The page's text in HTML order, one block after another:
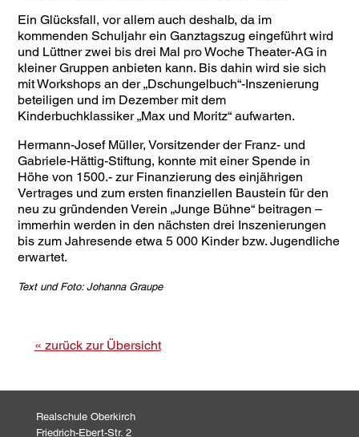
Ein Glücksfall, vor allem auch deshalb, da im
kommenden Schuljahr ein Ganztagszug eingeführt wird
und Lüttner zwei bis drei Mal pro Woche Theater-AG in
kleiner Gruppen anbieten kann. Bis dahin wird sie sich
mit Workshops an der „Dschungelbuch“-Inszenierung
beteiligen und im Dezember mit dem
Kinderbuchklassiker „Max und Moritz“ aufwarten.
Hermann-Josef Müller, Vorsitzender der Franz- und
Gabriele-Hättig-Stiftung, konnte mit einer Spende in
Höhe von 1500.- zur Finanzierung des einjährigen
Vertrages und zum ersten finanziellen Baustein für den
neu zu gründenden Verein „Junge Bühne“ beitragen –
immerhin werden in den nächsten drei Inszenierungen
bis zum Jahresende etwa 5 000 Kinder bzw. Jugendliche
erwartet.
Text und Foto: Johanna Graupe
« zurück zur Übersicht
Realschule Oberkirch
Friedrich-Ebert-Str. 2